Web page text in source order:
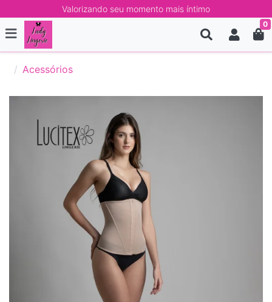
Valorizando seu momento mais íntimo
0
Acessórios